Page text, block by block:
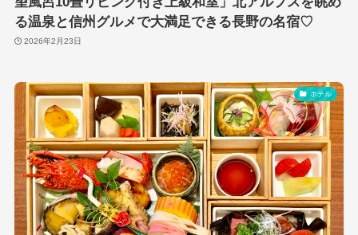
る温泉と信州グルメで大満足できる長野の名宿♡
2026年2月23日
ホテル